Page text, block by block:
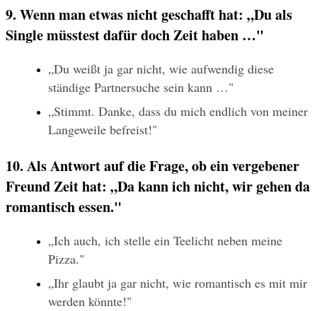
9. Wenn man etwas nicht geschafft hat: „Du als
Single müsstest dafür doch Zeit haben …"
„Du weißt ja gar nicht, wie aufwendig diese
ständige Partnersuche sein kann …"
„Stimmt. Danke, dass du mich endlich von meiner
Langeweile befreist!"
10. Als Antwort auf die Frage, ob ein vergebener
Freund Zeit hat: „Da kann ich nicht, wir gehen da
romantisch essen."
„Ich auch, ich stelle ein Teelicht neben meine
Pizza."
„Ihr glaubt ja gar nicht, wie romantisch es mit mir
werden könnte!"